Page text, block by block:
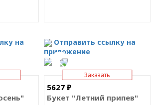
Отправить ссылку на
приложение
на
Заказать
5627 ₽
Букет "Летний припев"